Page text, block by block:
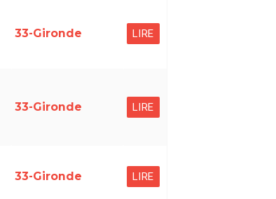
33-Gironde LIRE
33-Gironde LIRE
33-Gironde LIRE